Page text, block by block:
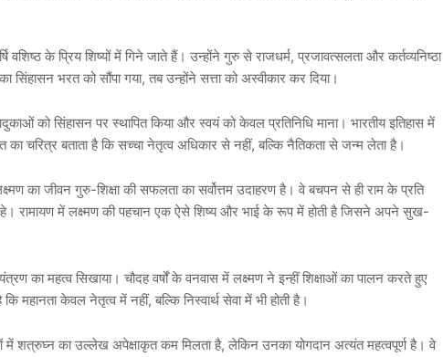
वशिष्ठ के प्रिय शिष्यों में गिने जाते हैं। उन्होंने गुरु से राजधर्म, प्रजावत्सलता और कर्तव्यनिष्ठा
भरत को सौंपा गया, तब उन्होंने सत्ता को अस्वीकार कर दिया।
को सिंहासन पर स्थापित किया और स्वयं को केवल प्रतिनिधि माना। भारतीय इतिहास में
का चरित्र बताता है कि सच्चा नेतृत्व अधिकार से नहीं, बल्कि नैतिकता से जन्म लेता है।
का जीवन गुरु-शिक्षा की सफलता का सर्वोत्तम उदाहरण है। वे बचपन से ही राम के प्रति
रामायण में लक्ष्मण की पहचान एक ऐसे शिष्य और भाई के रूप में होती है जिसने अपने सुख-
का महत्व सिखाया। चौदह वर्षों के वनवास में लक्ष्मण ने इन्हीं शिक्षाओं का पालन करते हुए
महानता केवल नेतृत्व में नहीं, बल्कि निस्वार्थ सेवा में भी होती है।
में शत्रुघ्न का उल्लेख अपेक्षाकृत कम मिलता है, लेकिन उनका योगदान अत्यंत महत्वपूर्ण है। वे